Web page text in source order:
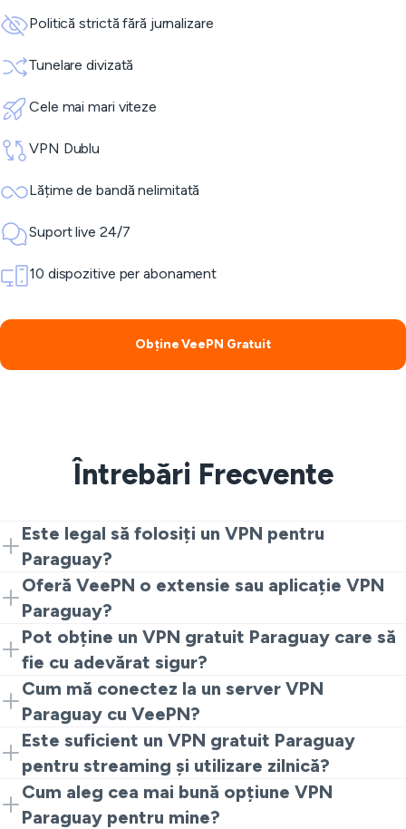
Politică strictă fără jurnalizare
Tunelare divizată
Cele mai mari viteze
VPN Dublu
Lățime de bandă nelimitată
Suport live 24/7
10 dispozitive per abonament
Obține VeePN Gratuit
Întrebări Frecvente
Este legal să folosiți un VPN pentru
Paraguay?
Da. Dacă vă întrebați „este VPN legal în Paraguay”,
răspunsul este da pentru utilizare normală, cum ar fi
streaming-ul sau băncile. Amintiți-vă doar că legile
locale se aplică chiar și cu un VPN Paraguay.
Oferă VeePN o extensie sau aplicație VPN
Paraguay?
Da. VeePN are o extensie de browser gratuită VPN
Paraguay și aplicații complete pentru telefon, laptop și
tabletă când aveți nevoie de mai multă viteză și funcții.
Pot obține un VPN gratuit Paraguay care să
fie cu adevărat sigur?
Da. Cu VeePN, puteți utiliza un VPN gratuit Paraguay în
extensia Chrome, iar acest VPN gratuit Paraguay are
criptare puternică și o politică Fără Loguri.
Cum mă conectez la un server VPN
Paraguay cu VeePN?
Instalați VeePN, deschideți aplicația sau extensia,
alegeți Paraguay din listă și atingeți Conectați-vă. Veți
trece printr-un server VPN Paraguay, astfel încât site-
urile să vadă un IP local.
Este suficient un VPN gratuit Paraguay
pentru streaming și utilizare zilnică?
Un VPN gratuit Paraguay este suficient pentru
navigare ușoară și streaming scurt. Pentru streaming
Cum aleg cea mai bună opțiune VPN
Paraguay pentru mine?